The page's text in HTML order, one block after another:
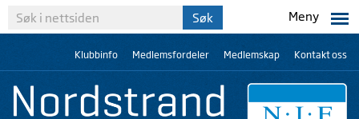
Meny
Klubbinfo Medlemsfordeler Medlemskap Kontakt oss